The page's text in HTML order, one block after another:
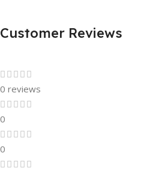
Customer Reviews
0 reviews
0
0